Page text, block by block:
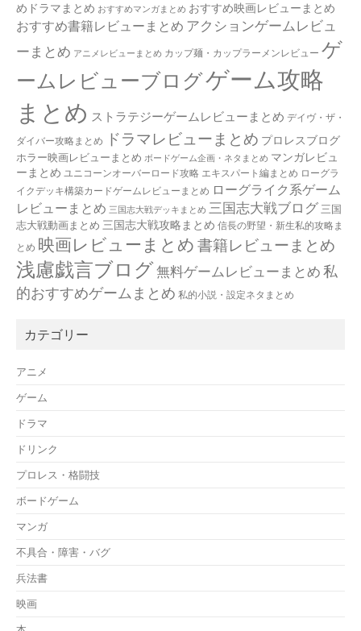
めドラマまとめ おすすめマンガまとめ おすすめ映画レビューまとめ
おすすめ書籍レビューまとめ アクションゲームレビュ
ーまとめ アニメレビューまとめ カップ麺・カップラーメンレビュー ゲ
ームレビューブログゲーム攻略
まとめ ストラテジーゲームレビューまとめ デイヴ・ザ・
ダイバー攻略まとめ ドラマレビューまとめ プロレスブログ
ホラー映画レビューまとめ ボードゲーム企画・ネタまとめ マンガレビュ
ーまとめ ユニコーンオーバーロード攻略 エキスパート編まとめ ローグラ
イクデッキ構築カードゲームレビューまとめ ローグライク系ゲーム
レビューまとめ 三国志大戦デッキまとめ 三国志大戦ブログ 三国
志大戦動画まとめ 三国志大戦攻略まとめ 信長の野望・新生私的攻略ま
とめ 映画レビューまとめ 書籍レビューまとめ
浅慮戯言ブログ無料ゲームレビューまとめ 私
的おすすめゲームまとめ 私的小説・設定ネタまとめ
カテゴリー
アニメ
ゲーム
ドラマ
ドリンク
プロレス・格闘技
ボードゲーム
マンガ
不具合・障害・バグ
兵法書
映画